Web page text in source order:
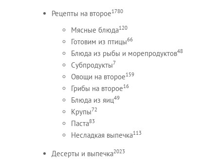
Рецепты на второе1780
Мясные блюда120
Готовим из птицы66
Блюда из рыбы и морепродуктов48
Субпродукты7
Овощи на второе159
Грибы на второе16
Блюда из яиц49
Крупы72
Паста83
Несладкая выпечка113
Десерты и выпечка2023